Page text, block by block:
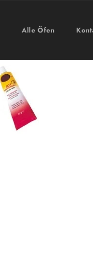
Alle Öfen